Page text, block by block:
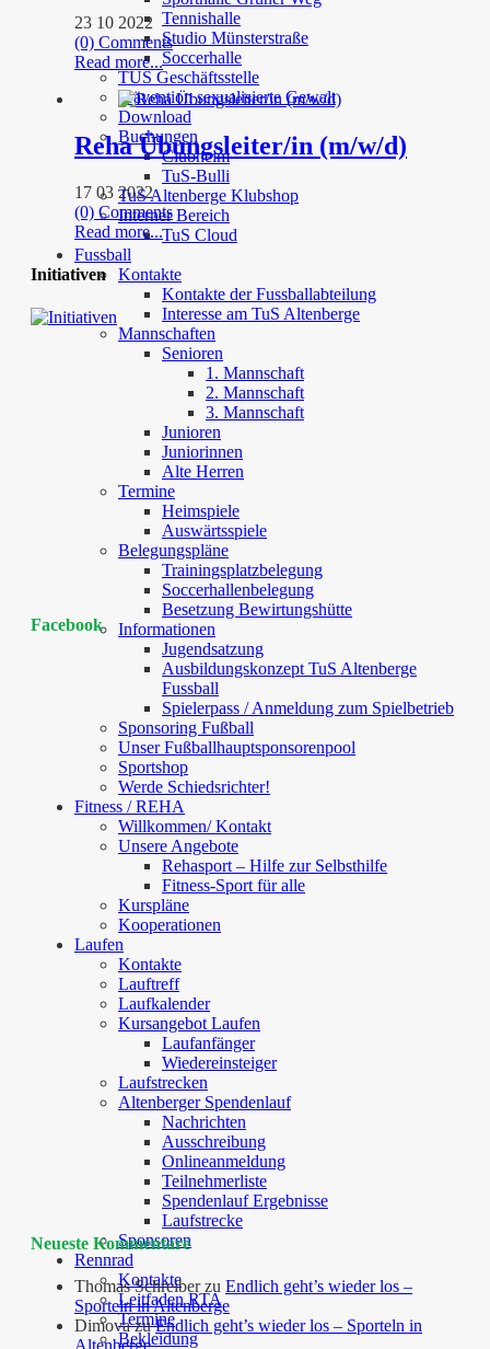
Tennishalle
Studio Münsterstraße
Soccerhalle
TUS Geschäftsstelle
Prävention sexualisierte Gewalt
Download
Buchungen
Clubheim
TuS-Bulli
TuS Altenberge Klubshop
Interner Bereich
TuS Cloud
Fussball
Kontakte
Kontakte der Fussballabteilung
Interesse am TuS Altenberge
Mannschaften
Senioren
1. Mannschaft
2. Mannschaft
3. Mannschaft
Junioren
Juniorinnen
Alte Herren
Termine
Heimspiele
Auswärtsspiele
Belegungspläne
Trainingsplatzbelegung
Soccerhallenbelegung
Besetzung Bewirtungshütte
Informationen
Jugendsatzung
Ausbildungskonzept TuS Altenberge
Fussball
Spielerpass / Anmeldung zum Spielbetrieb
Sponsoring Fußball
Unser Fußballhauptsponsorenpool
Sportshop
Werde Schiedsrichter!
Fitness / REHA
Willkommen/ Kontakt
Unsere Angebote
Rehasport – Hilfe zur Selbsthilfe
Fitness-Sport für alle
Kurspläne
Kooperationen
Laufen
Kontakte
Lauftreff
Laufkalender
Kursangebot Laufen
Laufanfänger
Wiedereinsteiger
Laufstrecken
Altenberger Spendenlauf
Nachrichten
Ausschreibung
Onlineanmeldung
Teilnehmerliste
Spendenlauf Ergebnisse
Laufstrecke
Sponsoren
Rennrad
Kontakte
Leitfaden RTA
Termine
Bekleidung
23 10 2022
(0) Comments
Read more...
Reha Übungsleiter/in (m/w/d)
17 03 2022
(0) Comments
Read more...
Initiativen
Facebook
Neueste Kommentare
Thomas Schreiberzu Endlich geht’s wieder los –
Sporteln in Altenberge
DimovazuEndlich geht’s wieder los – Sporteln in